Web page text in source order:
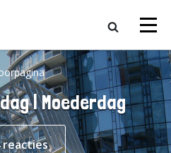
| Moederdag
reacties